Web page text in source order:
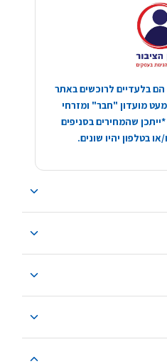
בלעדיים לרוכשים באתר
מועדון "חבר" ומזרחי
שהמחירים בסניפים
בטלפון יהיו שונים.